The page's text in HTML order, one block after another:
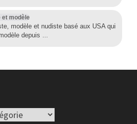
et modèle
modèle et nudiste basé aux USA qui
depuis …